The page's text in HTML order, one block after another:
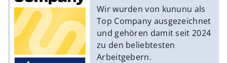
Wir wurden von kununu als
Top Company ausgezeichnet
und gehören damit seit 2024
zu den beliebtesten
Arbeitgebern.